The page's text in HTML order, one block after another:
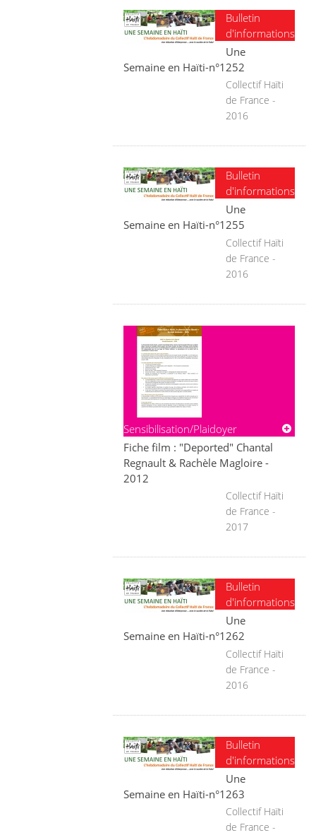
Bulletin
d'informations
Une
Semaine en Haïti-n°1252
Collectif Haïti
de France -
2016
Bulletin
d'informations
Une
Semaine en Haïti-n°1255
Collectif Haïti
de France -
2016
Sensibilisation/Plaidoyer
Fiche film : "Deported" Chantal
Regnault & Rachèle Magloire -
2012
Collectif Haïti
de France -
2017
Bulletin
d'informations
Une
Semaine en Haïti-n°1262
Collectif Haïti
de France -
2016
Bulletin
d'informations
Une
Semaine en Haïti-n°1263
Collectif Haïti
de France -